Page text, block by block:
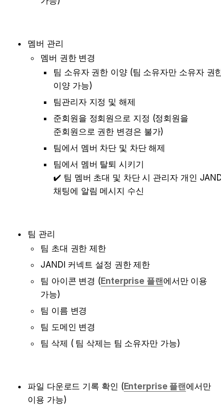
멤버 관리
멤버 권한 변경
팀 소유자 권한 이양 (팀 소유자만 소유자 권
이양 가능)
팀관리자 지정 및 해제
준회원을 정회원으로 지정 (정회원을
준회원으로 권한 변경은 불가)
팀에서 멤버 차단 및 차단 해제
팀에서 멤버 탈퇴 시키기
✔️ 팀 멤버 초대 및 차단 시 관리자 개인
채팅에 알림 메시지 수신
팀 관리
팀 초대 권한 제한
JANDI 커넥트 설정 권한 제한
팀 아이콘 변경 (Enterprise 플랜에서만 이용
가능)
팀 이름 변경
팀 도메인 변경
팀 삭제 ( 팀 삭제는 팀 소유자만 가능)
파일 다운로드 기록 확인 (Enterprise 플랜에서만
이용 가능)